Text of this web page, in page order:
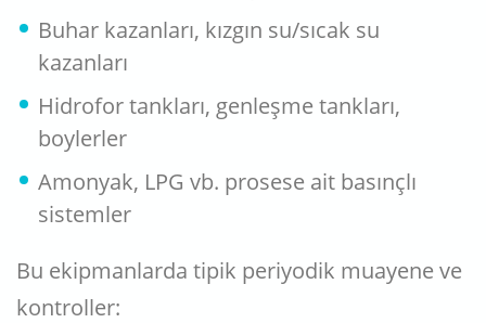
Buhar kazanları, kızgın su/sıcak su
kazanları
Hidrofor tankları, genleşme tankları,
boylerler
Amonyak, LPG vb. prosese ait basınçlı
sistemler
Bu ekipmanlarda tipik periyodik muayene ve
kontroller: